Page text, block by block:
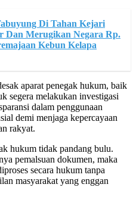
Di Tahan Kejari
Dan Merugikan Negara Rp.
Kebun Kelapa
aparat penegak hukum, baik
segera melakukan investigasi
dalam penggunaan
demi menjaga kepercayaan
rakyat.
hukum tidak pandang bulu.
pemalsuan dokumen, maka
secara hukum tanpa
masyarakat yang enggan